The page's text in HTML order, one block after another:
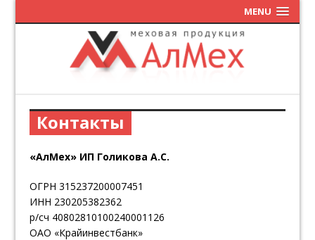
MENU
Контакты
«АлМех» ИП Голикова А.С.
ОГРН 315237200007451
ИНН 230205382362
р/сч 40802810100240001126
ОАО «Крайинвестбанк»